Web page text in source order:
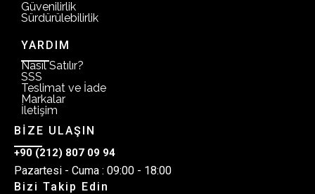
Güvenilirlik
Sürdürülebilirlik
YARDIM
Nasıl Satılır?
SSS
Teslimat ve İade
Markalar
İletişim
BİZE ULAŞIN
+90 (212) 807 09 94
Pazartesi - Cuma : 09:00 - 18:00
Bizi Takip Edin